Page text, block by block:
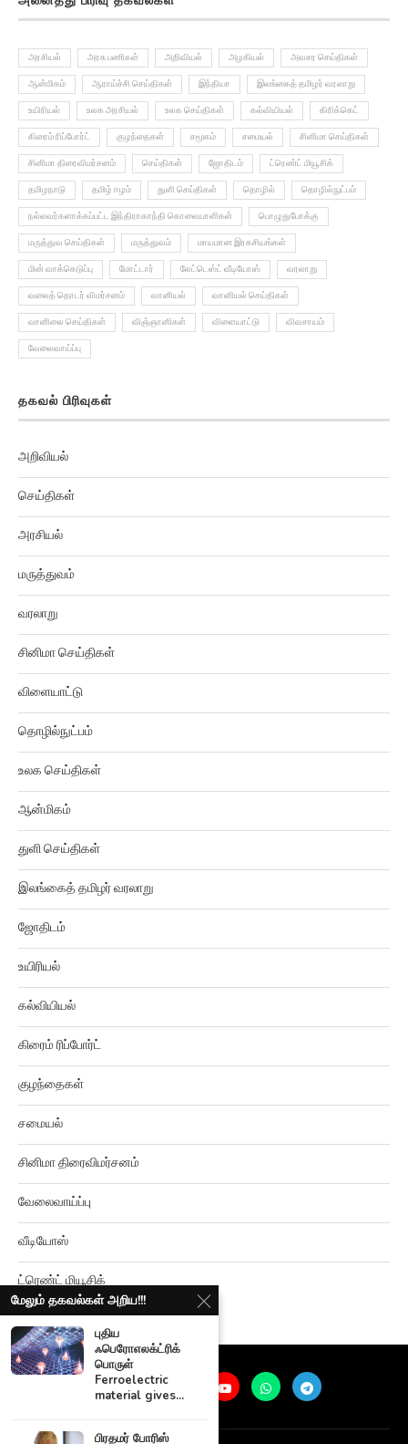
ஆன்மிகம் ஆராய்ச்சி செய்திகள் இந்தியா இலங்கைத் தமிழர் வரலாறு
உயிரியல் உலக அரசியல் உலக செய்திகள் கல்வியியல் கிரிக்கெட்
கிரைம் ரிப்போர்ட் குழந்தைகள் சமூகம் சமையல் சினிமா செய்திகள்
சினிமா திரைவிமர்சனம் செய்திகள் ஜோதிடம் ட்ரெண்ட் மியூசிக்
தமிழநாடு தமிழ் ஈழம் துளி செய்திகள் தொழில் தொழில்நுட்பம்
நல்லவர்களாக்கப்பட்ட இந்திராகாந்தி கொலையாளிகள் பொழுதுபோக்கு
மருத்துவ செய்திகள் மருத்துவம் மாயமான இரகசியங்கள்
மின் வாக்கெடுப்பு மோட்டார் லேட்டெஸ்ட் வீடியோஸ்
வலைத் தொடர் விமர்சனம் வானியல் வானியல் செய்திகள்
வானிலை செய்திகள் விஞ்ஞானிகள் விளையாட்டு விவசாயம்
வேலைவாய்ப்பு
செய்திகள்
அரசியல்
மருத்துவம்
வரலாறு
சினிமா செய்திகள்
விளையாட்டு
தொழில்நுட்பம்
உலக செய்திகள்
ஆன்மிகம்
துளி செய்திகள்
இலங்கைத் தமிழர் வரலாறு
ஜோதிடம்
உயிரியல்
கல்வியியல்
கிரைம் ரிப்போர்ட்
குழந்தைகள்
சமையல்
சினிமா திரைவிமர்சனம்
வேலைவாய்ப்பு
வீடியோஸ்
ட்ரெண்ட் மியூசிக்
@2026Ariviyalpuram. All rights reserved. |Terms and Privacy
மேலும் தகவல்கள் அறிய!!!
புதிய
ஃபெரோஎலக்ட்ரிக்
பொருள்
Ferroelectric
material gives...
பிரதமர் போரிஸ்